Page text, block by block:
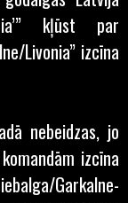
kļūst par
Livonia” izcīna
nebeidzas, jo
izcīna
Garkalne-